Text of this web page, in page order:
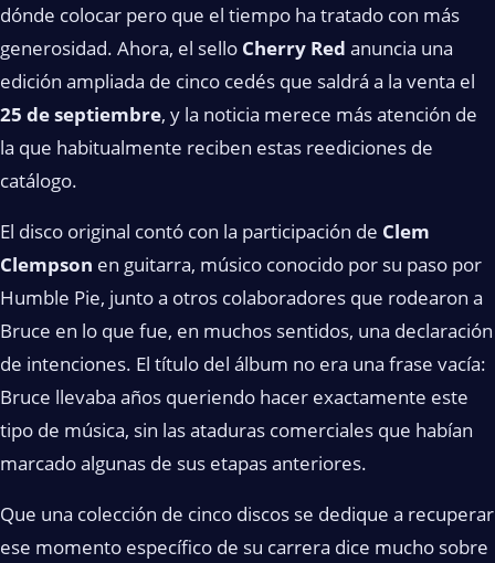
dónde colocar pero que el tiempo ha tratado con más
generosidad. Ahora, el sello Cherry Red anuncia una
edición ampliada de cinco cedés que saldrá a la venta el
25 de septiembre, y la noticia merece más atención de
la que habitualmente reciben estas reediciones de
catálogo.
El disco original contó con la participación de Clem
Clempson en guitarra, músico conocido por su paso por
Humble Pie, junto a otros colaboradores que rodearon a
Bruce en lo que fue, en muchos sentidos, una declaración
de intenciones. El título del álbum no era una frase vacía:
Bruce llevaba años queriendo hacer exactamente este
tipo de música, sin las ataduras comerciales que habían
marcado algunas de sus etapas anteriores.
Que una colección de cinco discos se dedique a recuperar
ese momento específico de su carrera dice mucho sobre